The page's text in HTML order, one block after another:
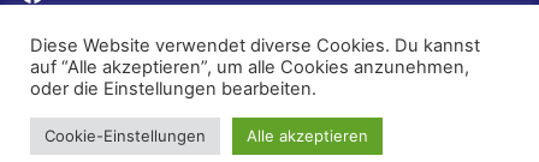
Diese Website verwendet diverse Cookies. Du kannst
auf “Alle akzeptieren”, um alle Cookies anzunehmen,
oder die Einstellungen bearbeiten.
Cookie-Einstellungen Alle akzeptieren